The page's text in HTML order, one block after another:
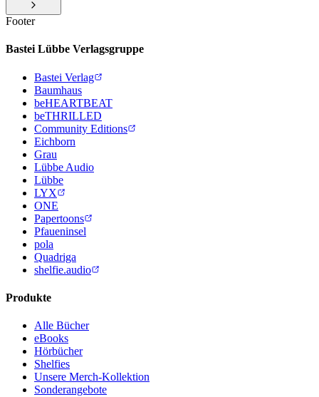
Footer
Bastei Lübbe Verlagsgruppe
Bastei Verlag
Baumhaus
beHEARTBEAT
beTHRILLED
Community Editions
Eichborn
Grau
Lübbe Audio
Lübbe
LYX
ONE
Papertoons
Pfaueninsel
pola
Quadriga
shelfie.audio
Produkte
Alle Bücher
eBooks
Hörbücher
Shelfies
Unsere Merch-Kollektion
Sonderangebote